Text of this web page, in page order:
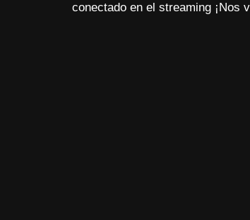
conectado en el streaming ¡Nos